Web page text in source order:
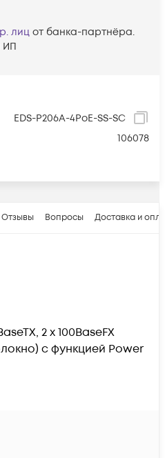
EDS-P206A-4PoE-SS-SC
106078
лиц от банка-партнёра.
ИП
Отзывы Вопросы Доставка и
2 x 100BaseFX
с функцией Power